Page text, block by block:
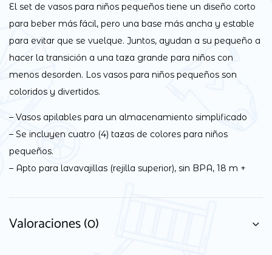
El set de vasos para niños pequeños tiene un diseño corto
para beber más fácil, pero una base más ancha y estable
para evitar que se vuelque. Juntos, ayudan a su pequeño a
hacer la transición a una taza grande para niños con
menos desorden. Los vasos para niños pequeños son
coloridos y divertidos.
– Vasos apilables para un almacenamiento simplificado
– Se incluyen cuatro (4) tazas de colores para niños
pequeños.
– Apto para lavavajillas (rejilla superior), sin BPA, 18 m +
Valoraciones (0)